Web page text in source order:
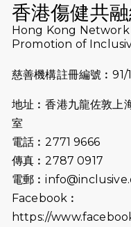
2026-07-10
【猛
融網
2026-07-09
猛龍
2026-07-02
2026-06-25
（
2026-06-18
猛龍
香港傷健共
Hong Kong
Promotion of
慈善機構註冊編號︰91/
地址︰香港九龍佐敦上
室
電話︰2771 9666
傳真︰2787 0917
電郵︰
Facebook︰
https://